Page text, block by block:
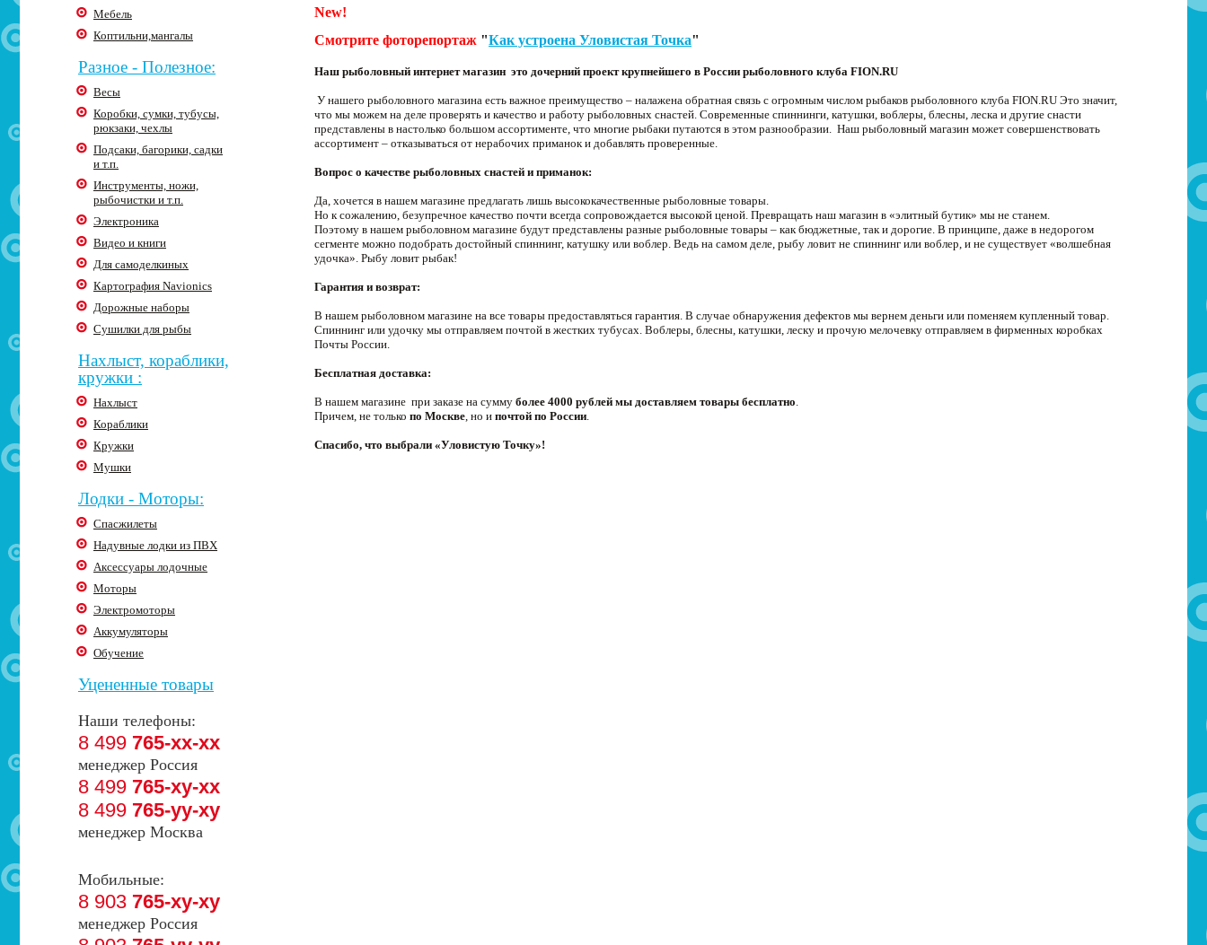
Мебель
Коптильни,мангалы
Разное - Полезное:
Весы
Коробки, сумки, тубусы,
рюкзаки, чехлы
Подсаки, багорики, садки
и т.п.
Инструменты, ножи,
рыбочистки и т.п.
Электроника
Видео и книги
Для самоделкиных
Картография Navionics
Дорожные наборы
Сушилки для рыбы
Нахлыст, кораблики,
кружки :
Нахлыст
Кораблики
Кружки
Мушки
Лодки - Моторы:
Спасжилеты
Надувные лодки из ПВХ
Аксессуары лодочные
Моторы
Электромоторы
Аккумуляторы
Обучение
Уцененные товары
Наши телефоны:
8 499 765-xx-xx
менеджер Россия
8 499 765-xy-xx
8 499 765-yy-xy
менеджер Москва
Мобильные:
8 903 765-xy-xy
менеджер Россия
New!
Смотрите фоторепортаж "Как устроена Уловистая Точка"
Наш рыболовный интернет магазин это дочерний проект крупнейшего в России рыболовного клуба FION.RU
У нашего рыболовного магазина есть важное преимущество – налажена обратная связь с огромным числом рыбаков рыболовного клуба FION.RU Это значит,
что мы можем на деле проверять и качество и работу рыболовных снастей. Современные спиннинги, катушки, воблеры, блесны, леска и другие снасти
представлены в настолько большом ассортименте, что многие рыбаки путаются в этом разнообразии. Наш рыболовный магазин может совершенствовать
ассортимент – отказываться от нерабочих приманок и добавлять проверенные.
Вопрос о качестве рыболовных снастей и приманок:
Да, хочется в нашем магазине предлагать лишь высококачественные рыболовные товары.
Но к сожалению, безупречное качество почти всегда сопровождается высокой ценой. Превращать наш магазин в «элитный бутик» мы не станем.
Поэтому в нашем рыболовном магазине будут представлены разные рыболовные товары – как бюджетные, так и дорогие. В принципе, даже в недорогом
сегменте можно подобрать достойный спиннинг, катушку или воблер. Ведь на самом деле, рыбу ловит не спиннинг или воблер, и не существует «волшебная
удочка». Рыбу ловит рыбак!
Гарантия и возврат:
В нашем рыболовном магазине на все товары предоставляться гарантия. В случае обнаружения дефектов мы вернем деньги или поменяем купленный товар.
Спиннинг или удочку мы отправляем почтой в жестких тубусах. Воблеры, блесны, катушки, леску и прочую мелочевку отправляем в фирменных коробках
Почты России.
Бесплатная доставка:
В нашем магазине при заказе на сумму более 4000 рублей мы доставляем товары бесплатно.
Причем, не только по Москве, но и почтой по России.
Спасибо, что выбрали «Уловистую Точку»!